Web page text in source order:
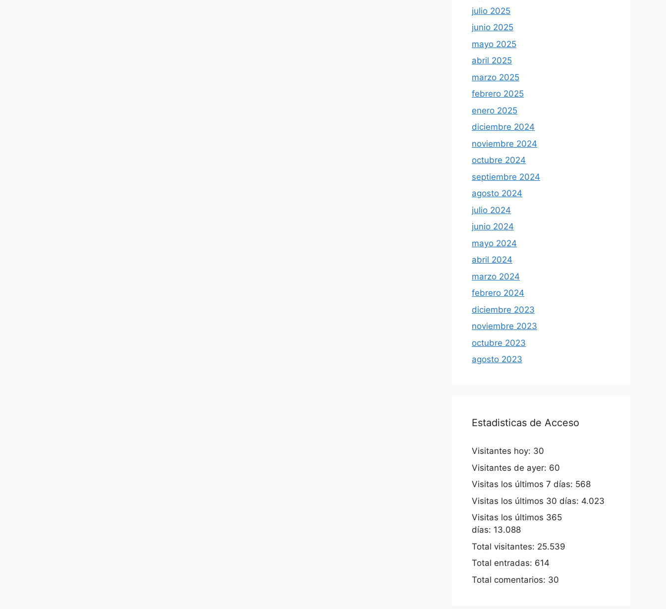
julio 2025
junio 2025
mayo 2025
abril 2025
marzo 2025
febrero 2025
enero 2025
diciembre 2024
noviembre 2024
octubre 2024
septiembre 2024
agosto 2024
julio 2024
junio 2024
mayo 2024
abril 2024
marzo 2024
febrero 2024
diciembre 2023
noviembre 2023
octubre 2023
agosto 2023
Estadisticas de Acceso
Visitantes hoy: 30
Visitantes de ayer: 60
Visitas los últimos 7 días: 568
Visitas los últimos 30 días: 4.023
Visitas los últimos 365
días: 13.088
Total visitantes: 25.539
Total entradas: 614
Total comentarios: 30